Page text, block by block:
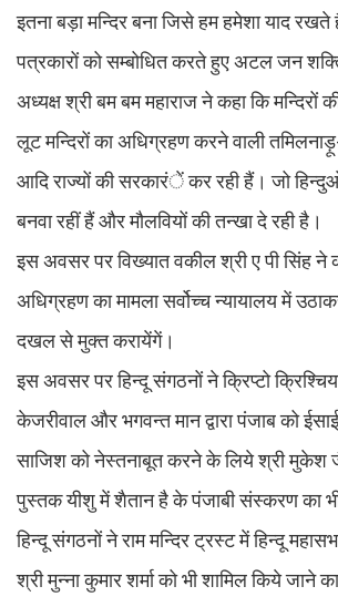
इतना बड़ा मन्दिर बना जिसे हम हमेशा याद रखते
पत्रकारों को सम्बोधित करते हुए अटल जन शक्ति
अध्यक्ष श्री बम बम महाराज ने कहा कि मन्दिरों
लूट मन्दिरों का अधिग्रहण करने वाली
आदि राज्यों की सरकारंें कर रही हैं। जो
बनवा रहीं हैं और मौलवियों की तन्खा दे रही है।
इस अवसर पर विख्यात वकील श्री ए पी सिंह ने
अधिग्रहण का मामला सर्वोच्च न्यायालय में
दखल से मुक्त करायेंगें।
इस अवसर पर हिन्दू संगठनों ने क्रिप्टो
केजरीवाल और भगवन्त मान द्वारा पंजाब को
साजिश को नेस्तनाबूत करने के लिये श्री मुकेश
पुस्तक यीशु में शैतान है के पंजाबी संस्करण का
हिन्दू संगठनों ने राम मन्दिर ट्रस्ट में हिन्दू
श्री मुन्ना कुमार शर्मा को भी शामिल किये जाने